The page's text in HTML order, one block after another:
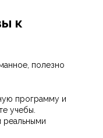
к
полезно
программу и
учебы.
реальными